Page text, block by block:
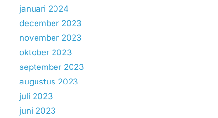
januari 2024
december 2023
november 2023
oktober 2023
september 2023
augustus 2023
juli 2023
juni 2023